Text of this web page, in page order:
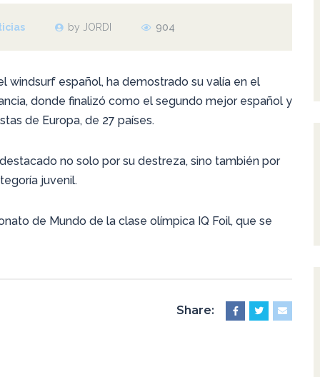
by JORDI 904
windsurf español, ha demostrado su valía en el
donde finalizó como el segundo mejor español y
de Europa, de 27 países.
no solo por su destreza, sino también por
juvenil.
de Mundo de la clase olímpica IQ Foil, que se
Share: